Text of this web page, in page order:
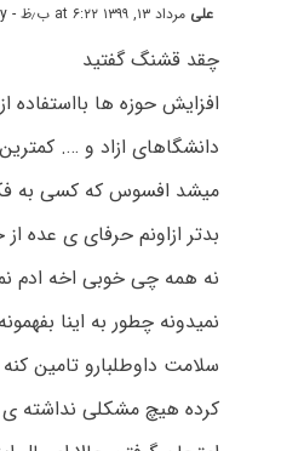
علی مرداد ۱۳, ۱۳۹۹ at ۶:۲۲ ب٫ظ - Reply
چقد قشنگ گفتید
افزایش حوزه ها بااستفاده
دانشگاهای ازاد و ….
میشد افسوس که کسی به
بدتر ازاونم حرفای ی عده
نه همه چی خوبی اخه ادم
نمیدونه چطور به اینا
سلامت داوطلبارو تامین کنه
کرده هیچ مشکلی نداشته